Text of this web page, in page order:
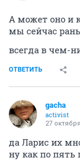
А может оно и
мы сейчас
всегда в чем-
ОТВЕТИТЬ
gacha
activist
27
да Ларис их
ну как по пять